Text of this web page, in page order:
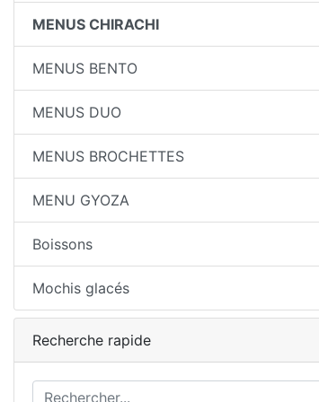
MENUS CHIRACHI
MENUS BENTO
MENUS DUO
MENUS BROCHETTES
MENU GYOZA
Boissons
Mochis glacés
Recherche rapide